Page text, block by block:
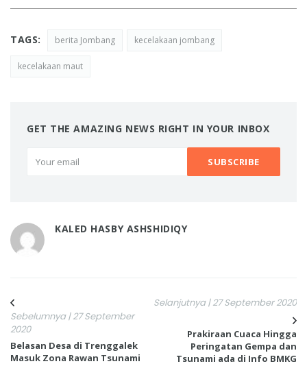
TAGS: berita Jombang kecelakaan jombang
kecelakaan maut
GET THE AMAZING NEWS RIGHT IN YOUR INBOX
KALED HASBY ASHSHIDIQY
Sebelumnya | 27 September
2020
Belasan Desa di Trenggalek
Masuk Zona Rawan Tsunami
Selanjutnya | 27 September 2020
Prakiraan Cuaca Hingga
Peringatan Gempa dan
Tsunami ada di Info BMKG